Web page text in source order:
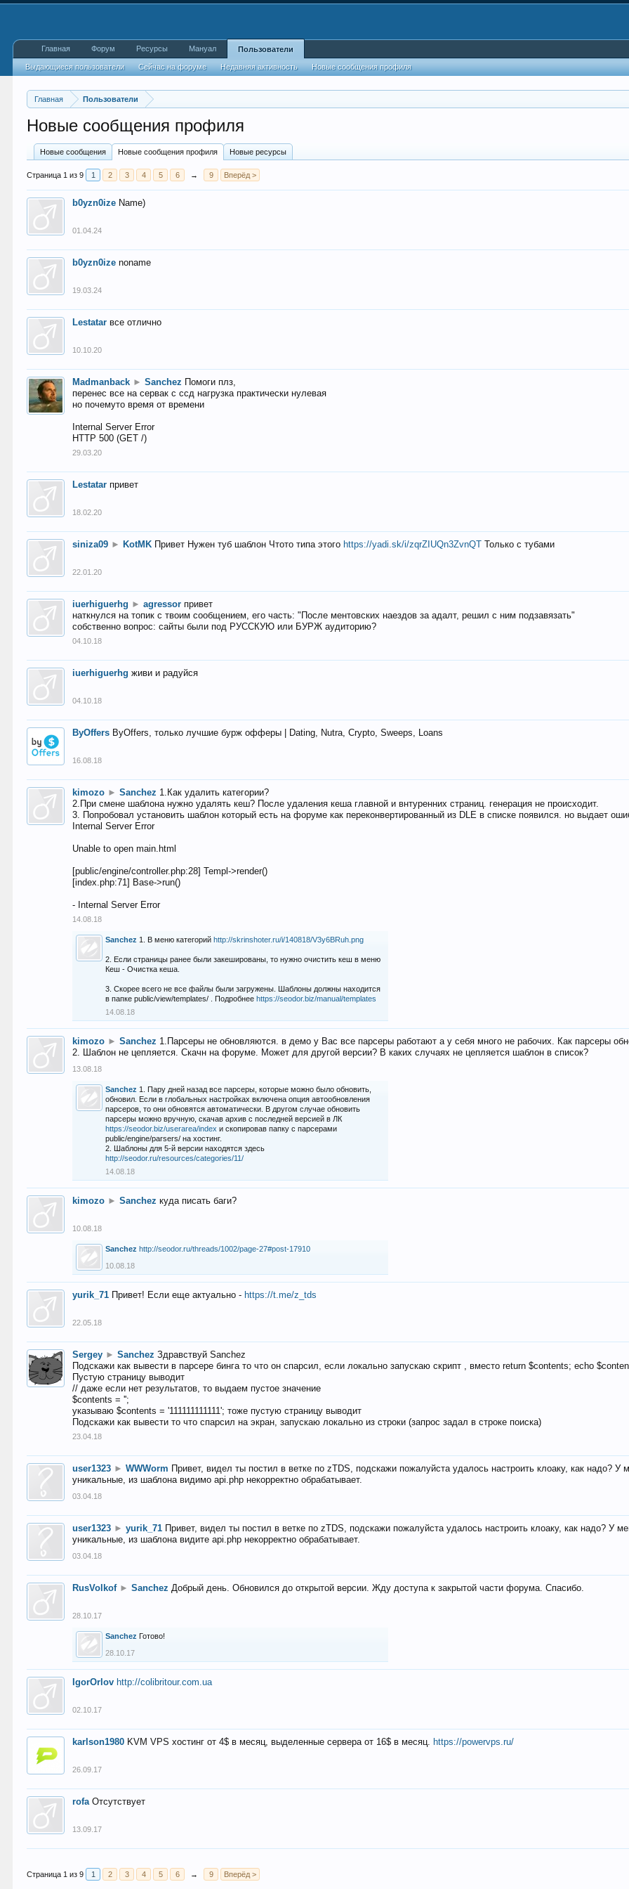
Главная Пользователи
Новые сообщения профиля
Новые сообщения Новые сообщения профиля Новые ресурсы
Страница 1 из 9 1 2 3 4 5 6 → 9 Вперёд >
b0yzn0ize Name)
01.04.24
b0yzn0ize noname
19.03.24
Lestatar все отлично
10.10.20
Madmanback ► Sanchez Помоги плз,
перенес все на сервак с ссд нагрузка практически нулевая
но почемуто время от времени
Internal Server Error
HTTP 500 (GET /)
29.03.20
Lestatar привет
18.02.20
siniza09 ► KotMK Привет Нужен туб шаблон Чтото типа этого https://yadi.sk/i/zqrZIUQn3ZvnQT Только с тубами
22.01.20
iuerhiguerhg ► agressor привет
наткнулся на топик с твоим сообщением, его часть: "После ментовских наездов за адалт, решил с ним подзавязать"
собственно вопрос: сайты были под РУССКУЮ или БУРЖ аудиторию?
04.10.18
iuerhiguerhg живи и радуйся
04.10.18
ByOffers ByOffers, только лучшие бурж офферы | Dating, Nutra, Crypto, Sweeps, Loans
16.08.18
kimozo ► Sanchez 1.Как удалить категории?
2.При смене шаблона нужно удалять кеш? После удаления кеша главной и внтуренних страниц. генерация не происходит.
3. Попробовал установить шаблон который есть на форуме как переконвертированный из DLE в списке появился. но выдает
Internal Server Error
Unable to open main.html
[public/engine/controller.php:28] Templ->render()
[index.php:71] Base->run()
- Internal Server Error
14.08.18
Sanchez 1. В меню категорийhttp://skrinshoter.ru/i/140818/V3y6BRuh.png
2. Если страницы ранее были закешированы, то нужно очистить кеш в меню
Кеш - Очистка кеша.
3. Скорее всего не все файлы были загружены. Шаблоны должны находится
в папке public/view/templates/ . Подробнееhttps://seodor.biz/manual/templates
14.08.18
kimozo ► Sanchez 1.Парсеры не обновляются. в демо у Вас все парсеры работают а у себя много не рабочих. Как парсеры
2. Шаблон не цепляется. Скачн на форуме. Может для другой версии? В каких случаях не цепляется шаблон в список?
13.08.18
Sanchez 1. Пару дней назад все парсеры, которые можно было обновить,
обновил. Если в глобальных настройках включена опция автообновления
парсеров, то они обновятся автоматически. В другом случае обновить
парсеры можно вручную, скачав архив с последней версией в ЛК
https://seodor.biz/userarea/index и скопировав папку с парсерами
public/engine/parsers/ на хостинг.
2. Шаблоны для 5-й версии находятся здесь
http://seodor.ru/resources/categories/11/
14.08.18
kimozo ► Sanchez куда писать баги?
10.08.18
Sanchez http://seodor.ru/threads/1002/page-27#post-17910
10.08.18
yurik_71 Привет! Если еще актуально - https://t.me/z_tds
22.05.18
Sergey ► Sanchez Здравствуй Sanchez
Подскажи как вывести в парсере бинга то что он спарсил, если локально запускаю скрипт , вместо return $contents; echo
Пустую страницу выводит
// даже если нет результатов, то выдаем пустое значение
$contents = '';
указываю $contents = '111111111111'; тоже пустую страницу выводит
Подскажи как вывести то что спарсил на экран, запускаю локально из строки (запрос задал в строке поиска)
23.04.18
user1323 ► WWWorm Привет, видел ты постил в ветке по zTDS, подскажи пожалуйста удалось настроить клоаку, как надо?
уникальные, из шаблона видимо api.php некорректно обрабатывает.
03.04.18
user1323 ► yurik_71 Привет, видел ты постил в ветке по zTDS, подскажи пожалуйста удалось настроить клоаку, как надо? У
уникальные, из шаблона видите api.php некорректно обрабатывает.
03.04.18
RusVolkof ► Sanchez Добрый день. Обновился до открытой версии. Жду доступа к закрытой части форума. Спасибо.
28.10.17
Sanchez Готово!
28.10.17
IgorOrlov http://colibritour.com.ua
02.10.17
karlson1980 KVM VPS хостинг от 4$ в месяц, выделенные сервера от 16$ в месяц. https://powervps.ru/
26.09.17
rofa Отсутствует
13.09.17
Страница 1 из 9 1 2 3 4 5 6 → 9 Вперёд >
Главная Форум Ресурсы Мануал Пользователи
Выдающиеся пользователи Сейчас на форуме Недавняя активность Новые сообщения профиля